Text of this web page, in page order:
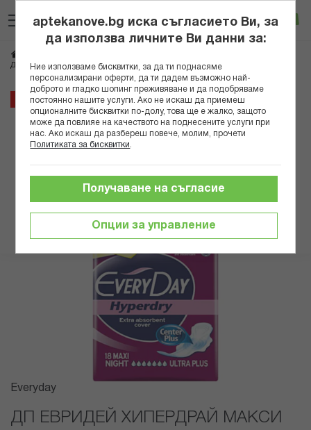
към
съдържанието
Вход
ДП ЕВРИДЕЙ ХИПЕРДРАЙ МАКСИ НАЙТ Х 18
6%
Преминете
края
Преминете
началото
Everyday
ДП ЕВРИДЕЙ ХИПЕРДРАЙ МАКСИ
aptekanove.bg иска съгласието Ви, за
да използва личните Ви данни за:
Ние използваме бисквитки, за да ти поднасяме
персонализирани оферти, да ти дадем възможно най-
доброто и гладко шопинг преживяване и да подобряваме
постоянно нашите услуги. Ако не искаш да приемеш
опционалните бисквитки по-долу, това ще е жалко, защото
може да повлияе на качеството на поднесените услуги при
нас. Ако искаш да разбереш повече, молим, прочети
Политиката за бисквитки
Опции за управление
Получаване на съгласие